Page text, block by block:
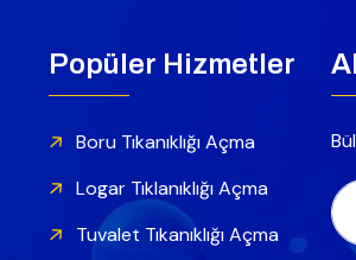
Popüler Hizmetler
Boru Tıkanıklığı Açma
Logar Tıklanıklığı Açma
Tuvalet Tıkanıklığı Açma